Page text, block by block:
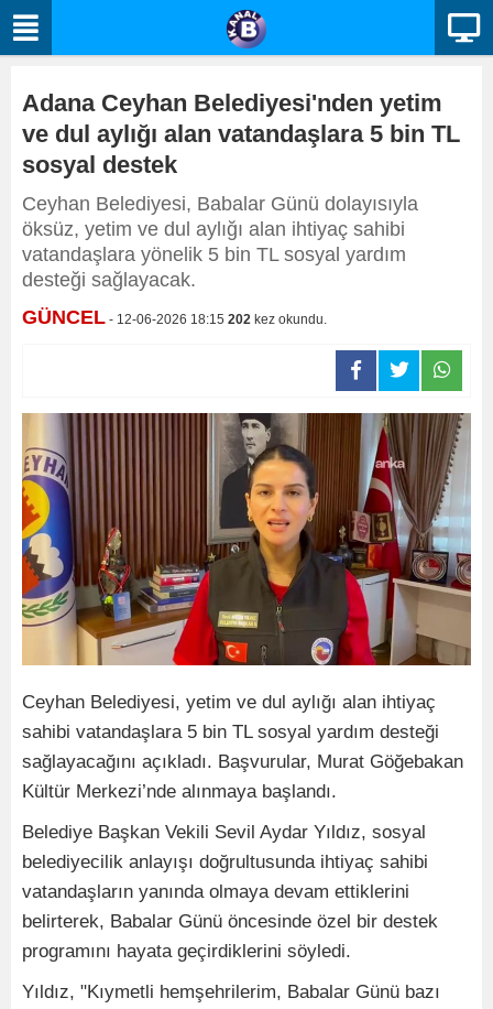
Adana Ceyhan Belediyesi'nden yetim
ve dul aylığı alan vatandaşlara 5 bin TL
sosyal destek
Ceyhan Belediyesi, Babalar Günü dolayısıyla
öksüz, yetim ve dul aylığı alan ihtiyaç sahibi
vatandaşlara yönelik 5 bin TL sosyal yardım
desteği sağlayacak.
GÜNCEL - 12-06-2026 18:15 202 kez okundu.
Ceyhan Belediyesi, yetim ve dul aylığı alan ihtiyaç
sahibi vatandaşlara 5 bin TL sosyal yardım desteği
sağlayacağını açıkladı. Başvurular, Murat Göğebakan
Kültür Merkezi’nde alınmaya başlandı.
Belediye Başkan Vekili Sevil Aydar Yıldız, sosyal
belediyecilik anlayışı doğrultusunda ihtiyaç sahibi
vatandaşların yanında olmaya devam ettiklerini
belirterek, Babalar Günü öncesinde özel bir destek
programını hayata geçirdiklerini söyledi.
Yıldız, "Kıymetli hemşehrilerim, Babalar Günü bazı